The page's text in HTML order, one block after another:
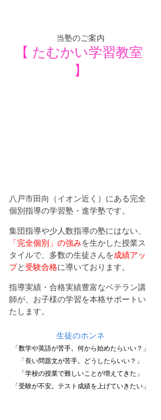
当塾のご案内
【 たむかい学習教室
】
八戸市田向（イオン近く）にある完全
個別指導の学習塾・進学塾です。
集団指導や少人数指導の塾にはない、
「完全個別」の強みを生かした授業ス
タイルで、多数の生徒さんを成績アッ
プと 受験合格に導いております。
指導実績・合格実績豊富なベテラン講
師が、お子様の学習を本格サポートい
たします。
生徒のホンネ
「数学や英語が苦手。何から始めたらいい？」
「長い問題文が苦手。どうしたらいい？」
「学校の授業で難しいことが増えてきた」
「受験が不安。テスト成績を上げていきたい」